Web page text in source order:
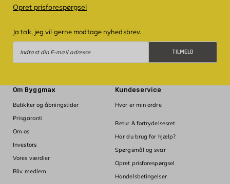
Opret prisforespørgsel
Ja tak, jeg vil gerne modtage nyhedsbrev.
TILMELD
Om Byggmax
Butikker og åbningstider
Prisgaranti
Om os
Investors
Vores værdier
Bliv medlem
Kundeservice
Hvor er min ordre
Retur & fortrydelsesret
Har du brug for hjælp?
Spørgsmål og svar
Opret prisforespørgsel
Handelsbetingelser